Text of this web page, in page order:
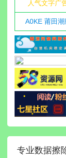
人气文字广
A0KE 莆田
专业数据擦